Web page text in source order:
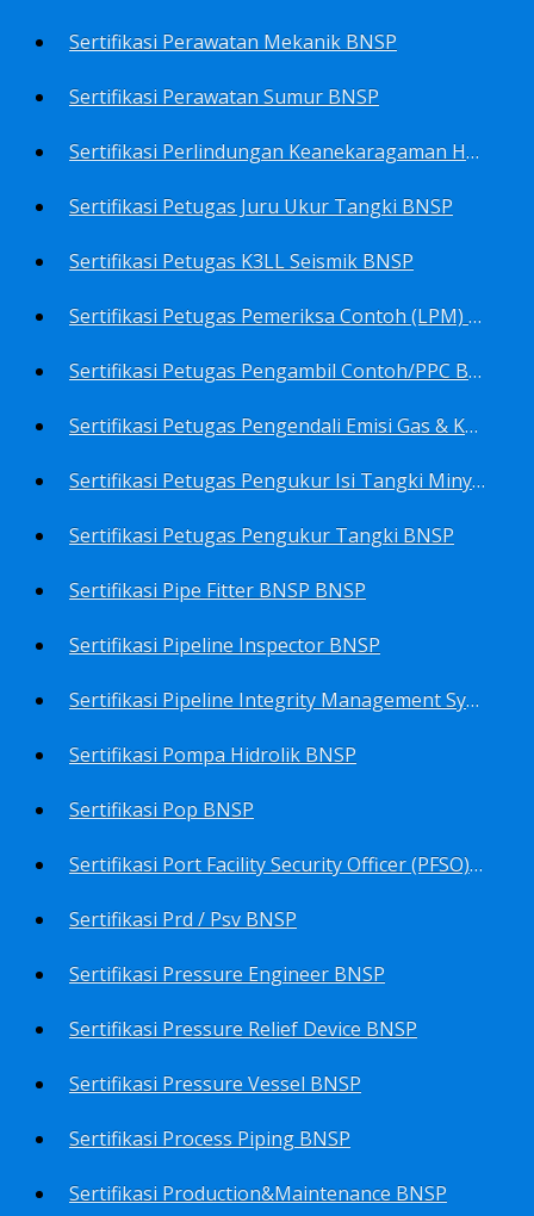
Sertifikasi Perawatan Mekanik BNSP
Sertifikasi Perawatan Sumur BNSP
Sertifikasi Perlindungan Keanekaragaman Hayati BNSP
Sertifikasi Petugas Juru Ukur Tangki BNSP
Sertifikasi Petugas K3LL Seismik BNSP
Sertifikasi Petugas Pemeriksa Contoh (LPM) Minyak Mentah BNSP
Sertifikasi Petugas Pengambil Contoh/PPC BNSP
Sertifikasi Petugas Pengendali Emisi Gas & Kebisingan Industri Migas BNSP
Sertifikasi Petugas Pengukur Isi Tangki Minyak Bumi dan Hasil Olahan BNSP
Sertifikasi Petugas Pengukur Tangki BNSP
Sertifikasi Pipe Fitter BNSP BNSP
Sertifikasi Pipeline Inspector BNSP
Sertifikasi Pipeline Integrity Management System (Pims) BNSP
Sertifikasi Pompa Hidrolik BNSP
Sertifikasi Pop BNSP
Sertifikasi Port Facility Security Officer (PFSO) BNSP
Sertifikasi Prd / Psv BNSP
Sertifikasi Pressure Engineer BNSP
Sertifikasi Pressure Relief Device BNSP
Sertifikasi Pressure Vessel BNSP
Sertifikasi Process Piping BNSP
Sertifikasi Production&Maintenance BNSP